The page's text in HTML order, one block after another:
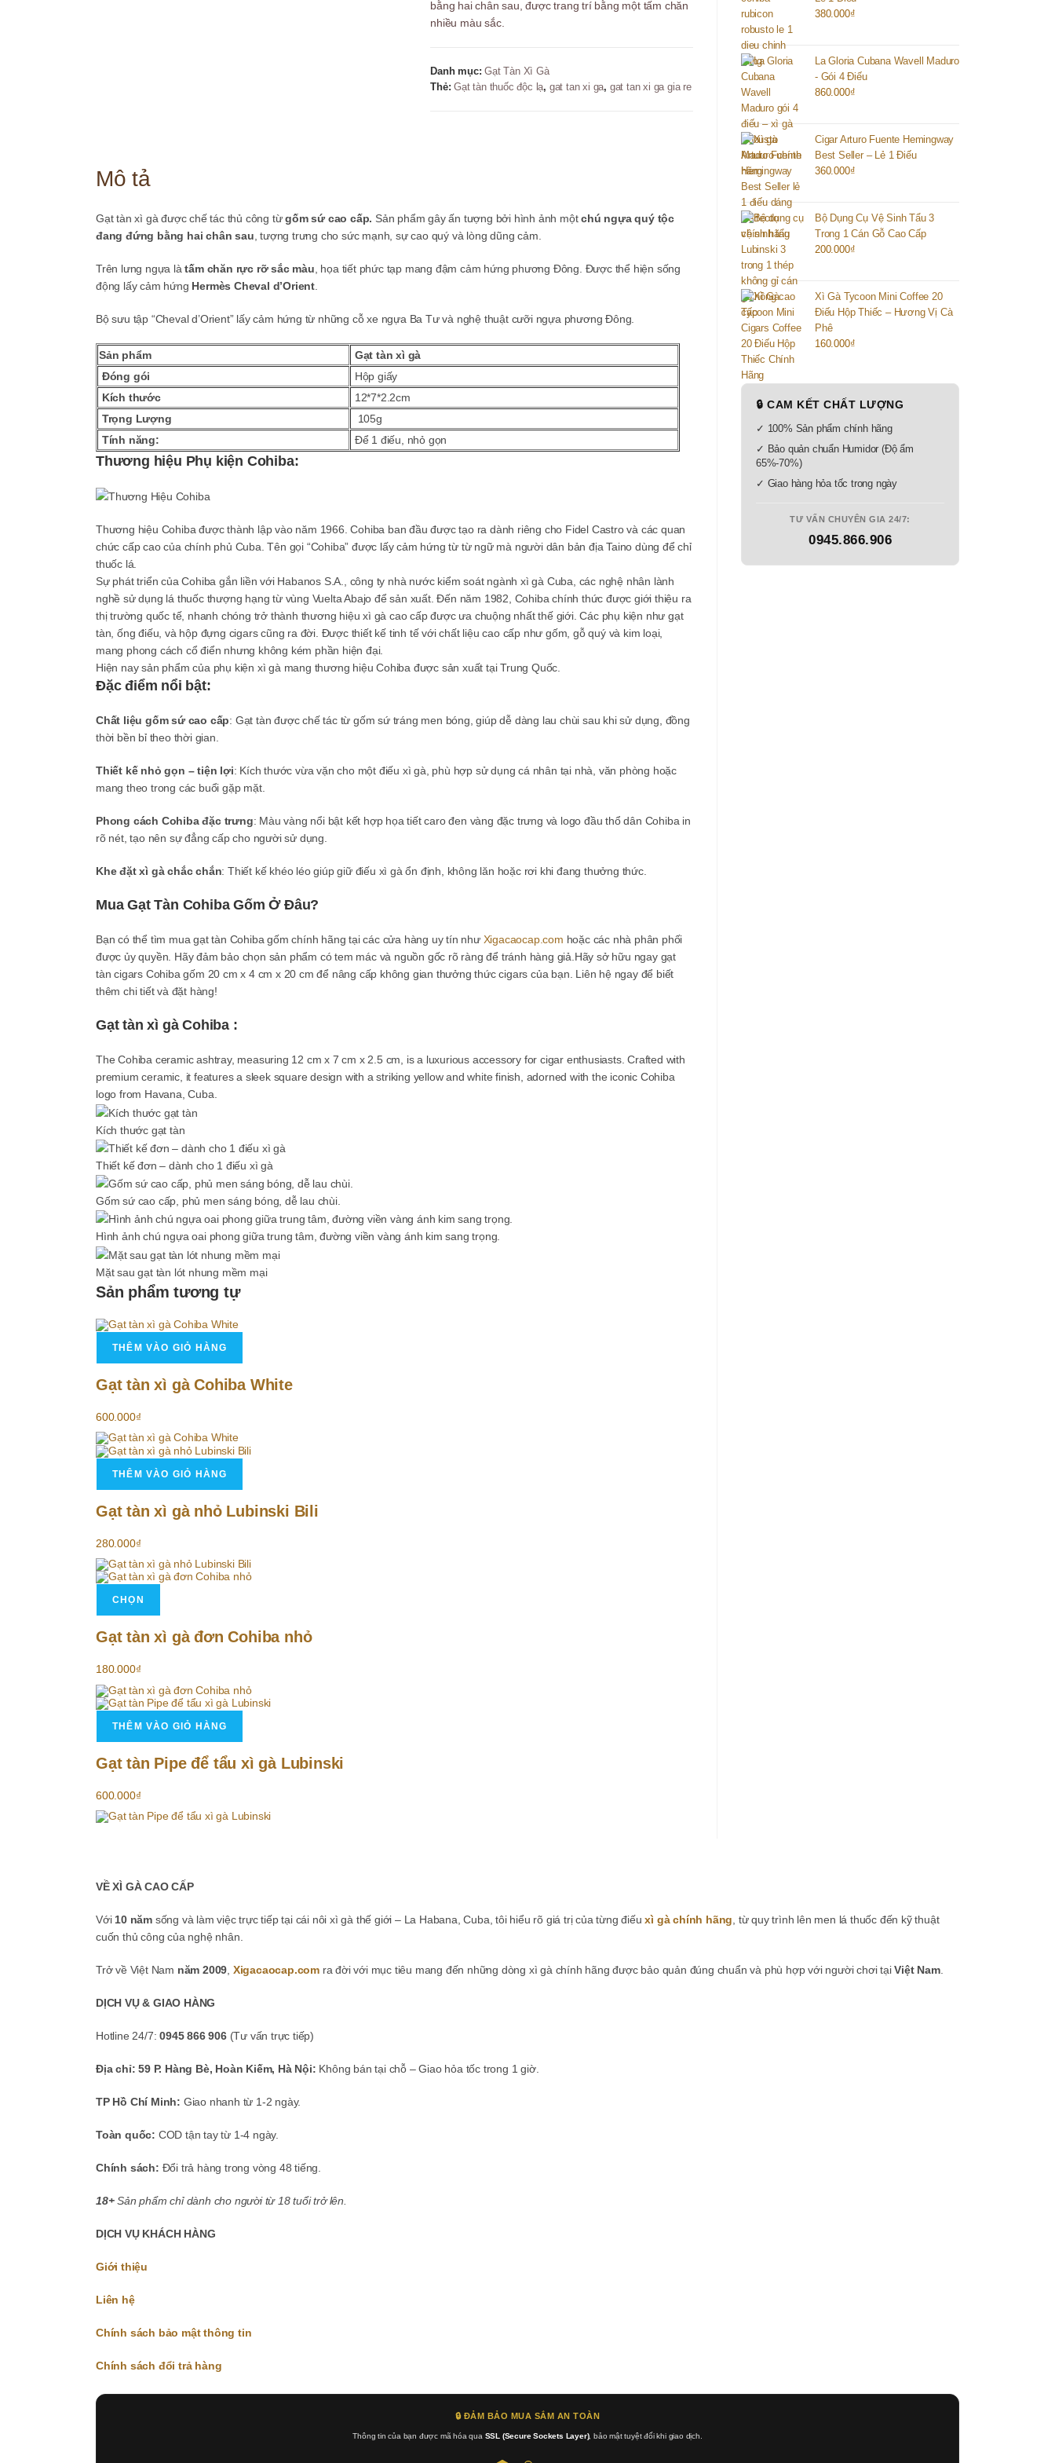
của
Hermès
điếu
bằng hai chân sau, được trang trí bằng một tấm chăn
nhiều màu sắc.
Danh mục:Gạt Tàn Xì Gà
Thẻ:Gạt tàn thuốc độc lạ, gat tan xi ga, gat tan xi ga gia re
Mô tả
Gạt tàn xì gà được chế tác thủ công từgốm sứ cao cấp. Sản phẩm gây ấn tượng bởi hình ảnh mộtchú ngựa quý tộc
đang đứng bằng hai chân sau , tượng trưng cho sức mạnh, sự cao quý và lòng dũng cảm.
Trên lưng ngựa làtấm chăn rực rỡ sắc màu , họa tiết phức tạp mang đậm cảm hứng phương Đông. Được thể hiện sống
động lấy cảm hứng Hermès Cheval d’Orient
Bộ sưu tập “Cheval d’Orient” lấy cảm hứng từ những cỗ xe ngựa Ba Tư và nghệ thuật cưỡi ngựa phương Đông.
Sản phẩm
Gạt tàn xì gà
Đóng gói
Hộp giấy
Kích thước
12*7*2.2cm
Trọng Lượng
105g
Tính năng:
Để 1 điếu, nhỏ gọn
Thương hiệu Phụ kiện Cohiba:
Thương hiệu Cohiba được thành lập vào năm 1966. Cohiba ban đầu được tạo ra dành riêng cho Fidel Castro và các quan
chức cấp cao của chính phủ Cuba. Tên gọi “Cohiba” được lấy cảm hứng từ từ ngữ mà người dân bản địa Taino dùng để chỉ
thuốc lá.
Sự phát triển của Cohiba gắn liền với Habanos S.A., công ty nhà nước kiểm soát ngành xì gà Cuba, các nghệ nhân lành
nghề sử dụng lá thuốc thượng hạng từ vùng Vuelta Abajo để sản xuất. Đến năm 1982, Cohiba chính thức được giới thiệu ra
thị trường quốc tế, nhanh chóng trở thành thương hiệu xì gà cao cấp được ưa chuộng nhất thế giới. Các phụ kiện như gạt
tàn, ống điếu, và hộp đựng cigars cũng ra đời. Được thiết kế tinh tế với chất liệu cao cấp như gốm, gỗ quý và kim loại,
mang phong cách cổ điển nhưng không kém phần hiện đại.
Hiện nay sản phẩm của phụ kiện xì gà mang thương hiệu Cohiba được sản xuất tại Trung Quốc.
Đặc điểm nổi bật:
Chất liệu gốm sứ cao cấp: Gạt tàn được chế tác từ gốm sứ tráng men bóng, giúp dễ dàng lau chùi sau khi sử dụng, đồng
thời bền bỉ theo thời gian.
Thiết kế nhỏ gọn – tiện lợi: Kích thước vừa vặn cho một điếu xì gà, phù hợp sử dụng cá nhân tại nhà, văn phòng hoặc
mang theo trong các buổi gặp mặt.
Phong cách Cohiba đặc trưng: Màu vàng nổi bật kết hợp họa tiết caro đen vàng đặc trưng và logo đầu thổ dân Cohiba in
rõ nét, tạo nên sự đẳng cấp cho người sử dụng.
Khe đặt xì gà chắc chắn: Thiết kế khéo léo giúp giữ điếu xì gà ổn định, không lăn hoặc rơi khi đang thưởng thức.
Mua Gạt Tàn Cohiba Gốm Ở Đâu?
Bạn có thể tìm mua gạt tàn Cohiba gốm chính hãng tại các cửa hàng uy tín như Xigacaocap.com hoặc các nhà phân phối
được ủy quyền. Hãy đảm bảo chọn sản phẩm có tem mác và nguồn gốc rõ ràng để tránh hàng giả.Hãy sở hữu ngay gạt
tàn cigars Cohiba gốm 20 cm x 4 cm x 20 cm để nâng cấp không gian thưởng thức cigars của bạn. Liên hệ ngay để biết
thêm chi tiết và đặt hàng!
Gạt tàn xì gà Cohiba :
The Cohiba ceramic ashtray, measuring 12 cm x 7 cm x 2.5 cm, is a luxurious accessory for cigar enthusiasts. Crafted with
premium ceramic, it features a sleek square design with a striking yellow and white finish, adorned with the iconic Cohiba
logo from Havana, Cuba.
Kích thước gạt tàn
Thiết kế đơn – dành cho 1 điếu xì gà
Gốm sứ cao cấp, phủ men sáng bóng, dễ lau chùi.
Hình ảnh chú ngựa oai phong giữa trung tâm, đường viền vàng ánh kim sang trọng.
Mặt sau gạt tàn lót nhung mềm mại
Sản phẩm tương tự
THÊM VÀO GIỎ HÀNG
Gạt tàn xì gà Cohiba White
600.000₫
THÊM VÀO GIỎ HÀNG
Gạt tàn xì gà nhỏ Lubinski Bili
280.000₫
CHỌN
Sản
nhiều
biến
chọn
có
thể
được
chọn
trên
sản
phẩm
Gạt tàn xì gà đơn Cohiba nhỏ
180.000₫
THÊM VÀO GIỎ HÀNG
Gạt tàn Pipe để tẩu xì gà Lubinski
600.000₫
380.000₫
La Gloria Cubana Wavell Maduro
- Gói 4 Điếu
860.000₫
Cigar Arturo Fuente Hemingway
Best Seller – Lẻ 1 Điếu
360.000₫
Bộ Dụng Cụ Vệ Sinh Tẩu 3
Trong 1 Cán Gỗ Cao Cấp
200.000₫
Xì Gà Tycoon Mini Coffee 20
Điếu Hộp Thiếc – Hương Vị Cà
Phê
160.000₫
🔒 CAM KẾT CHẤT LƯỢNG
✓ 100% Sản phẩm chính hãng
✓ Bảo quản chuẩn Humidor (Độ ẩm
65%-70%)
✓ Giao hàng hỏa tốc trong ngày
TƯ VẤN CHUYÊN GIA 24/7:
0945.866.906
VỀ XÌ GÀ CAO CẤP
Với 10 năm sống và làm việc trực tiếp tại cái nôi xì gà thế giới – La Habana, Cuba, tôi hiểu rõ giá trị của từng điếuxì gà chính hãng , từ quy trình lên men lá thuốc đến kỹ thuật
cuốn thủ công của nghệ nhân.
Trở về Việt Nam năm 2009 Xigacaocap.com ra đời với mục tiêu mang đến những dòng xì gà chính hãng được bảo quản đúng chuẩn và phù hợp với người chơi tạiViệt Nam.
DỊCH VỤ & GIAO HÀNG
Hotline 24/7:0945 866 906(Tư vấn trực tiếp)
Địa chỉ: 59 P. Hàng Bè, Hoàn Kiếm, Hà Nội: Không bán tại chỗ – Giao hỏa tốc trong 1 giờ.
TP Hồ Chí Minh: Giao nhanh từ 1-2 ngày.
Toàn quốc: COD tận tay từ 1-4 ngày.
Chính sách: Đổi trả hàng trong vòng 48 tiếng.
18+Sản phẩm chỉ dành cho người từ 18 tuổi trở lên.
DỊCH VỤ KHÁCH HÀNG
Giới thiệu
Liên hệ
Chính sách bảo mật thông tin
Chính sách đổi trả hàng
🔒 ĐẢM BẢO MUA SẮM AN TOÀN
Thông tin của bạn được mã hóa qua SSL (Secure Sockets Layer), bảo mật tuyệt đối khi giao dịch.